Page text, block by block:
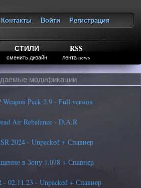
Контакты Войти
Регистрация
СТИЛИ
сменить дизайн
RSS
лента news
модификации
Weapon Pack 2.9 - Full version
Air Rebalance - D.A.R
2024 - Unpacked + Спавнер
в Зону 1.078 + Спавнер
- 02.11.23 - Unpacked + Спавнер